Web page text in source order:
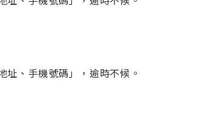
、手機號碼」，逾時不候。